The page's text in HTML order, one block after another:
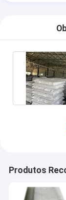
Produtos